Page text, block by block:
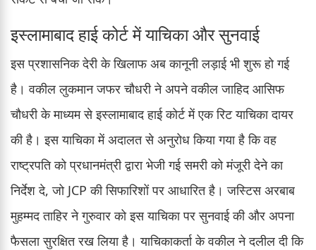
इस्लामाबाद हाई कोर्ट में याचिका और सुनवाई
इस प्रशासनिक देरी के खिलाफ अब कानूनी लड़ाई भी शुरू हो गई
है। वकील लुकमान जफर चौधरी ने अपने वकील जाहिद आसिफ
चौधरी के माध्यम से इस्लामाबाद हाई कोर्ट में एक रिट याचिका दायर
की है। इस याचिका में अदालत से अनुरोध किया गया है कि वह
राष्ट्रपति को प्रधानमंत्री द्वारा भेजी गई समरी को मंजूरी देने का
निर्देश दे, जो JCP की सिफारिशों पर आधारित है। जस्टिस अरबाब
मुहम्मद ताहिर ने गुरुवार को इस याचिका पर सुनवाई की और अपना
फैसला सुरक्षित रख लिया है। याचिकाकर्ता के वकील ने दलील दी कि